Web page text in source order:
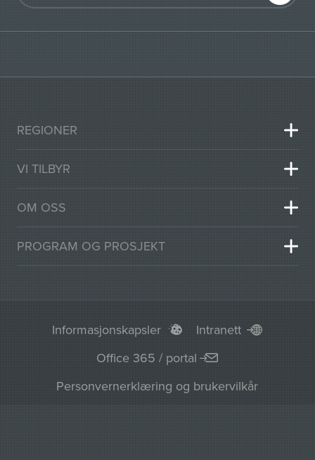
REGIONER
VI TILBYR
OM OSS
PROGRAM OG PROSJEKT
Informasjonskapsler
Intranett
Office 365 / portal
Personvernerklæring og brukervilkår